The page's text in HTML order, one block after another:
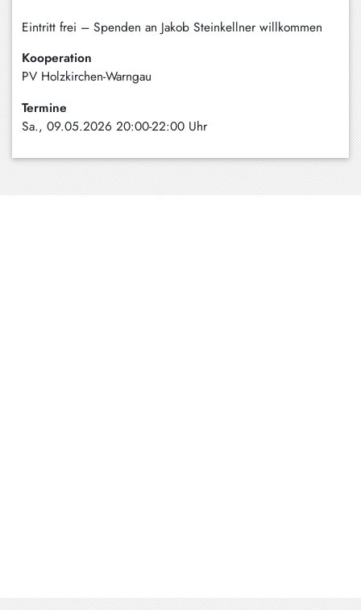
Eintritt frei – Spenden an Jakob Steinkellner willkommen
Kooperation
PV Holzkirchen-Warngau
Termine
Sa., 09.05.2026 20:00-22:00 Uhr
Tegernsee
Warngau
/
Wall
Weyarn